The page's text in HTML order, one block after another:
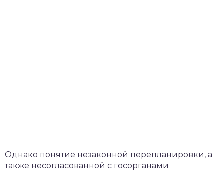
Однако понятие незаконной перепланировки, а
также несогласованной с госорганами